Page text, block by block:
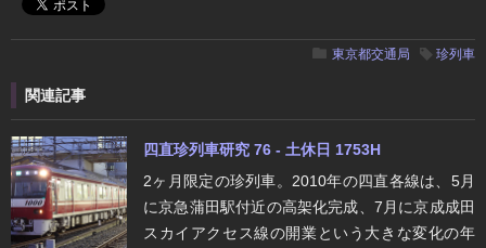
東京都交通局 珍列車
関連記事
四直珍列車研究 76 - 土休日 1753H
2ヶ月限定の珍列車。2010年の四直各線は、5月
に京急蒲田駅付近の高架化完成、7月に京成成田
スカイアクセス線の開業という大きな変化の年